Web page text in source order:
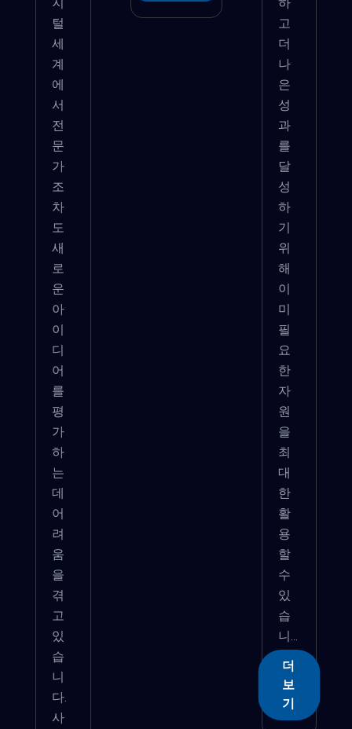
털
세
계
에
서
전
문
가
조
차
도
새
로
운
아
이
디
어
를
평
가
하
는
데
어
려
움
을
겪
고
있
습
니
다.
사
고
더
나
은
성
과
를
달
성
하
기
위
해
이
미
필
요
한
자
원
을
최
대
한
활
용
할
수
있
습
니...
더
보
기